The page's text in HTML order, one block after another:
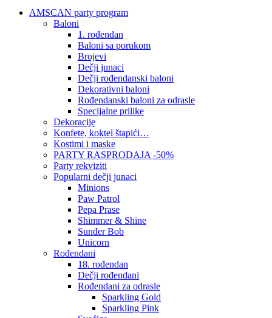
AMSCAN party program
Baloni
1. rođendan
Baloni sa porukom
Brojevi
Dečji junaci
Dečji rođendanski baloni
Dekorativni baloni
Rođendanski baloni za odrasle
Specijalne prilike
Dekoracije
Konfete, koktel štapići…
Kostimi i maske
PARTY RASPRODAJA -50%
Party rekviziti
Popularni dečji junaci
Minions
Paw Patrol
Pepa Prase
Shimmer & Shine
Sunđer Bob
Unicorn
Rođendani
18. rođendan
Dečji rođendani
Rođendani za odrasle
Sparkling Gold
Sparkling Pink